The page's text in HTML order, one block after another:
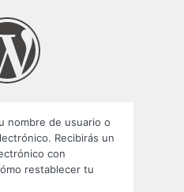
nombre de usuario o
Recibirás un
con
restablecer tu